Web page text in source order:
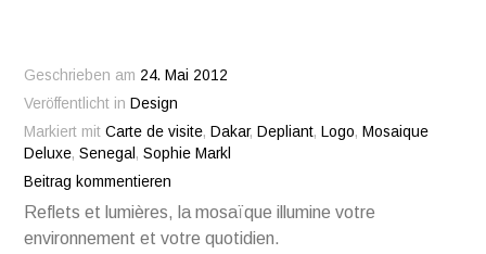
Geschrieben am 24. Mai 2012
Veröffentlicht in Design
Markiert mitCarte de visite, Dakar, Depliant, Logo, Mosaique
Deluxe,Senegal ,Sophie Markl
Beitrag kommentieren
Reflets et lumières, la mosaïque illumine votre
environnement et votre quotidien.